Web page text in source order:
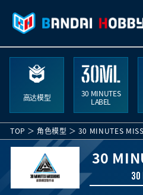
高达模型
30 MINUTES
LABEL
TOP 角色模型 30 MINUTES
30
30